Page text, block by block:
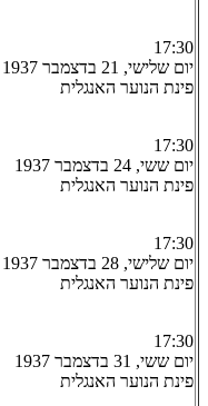
17:30
יום שלישי, 21 בדצמבר 1937
פינת הנוער האנגלית
17:30
יום ששי, 24 בדצמבר 1937
פינת הנוער האנגלית
17:30
יום שלישי, 28 בדצמבר 1937
פינת הנוער האנגלית
17:30
יום ששי, 31 בדצמבר 1937
פינת הנוער האנגלית